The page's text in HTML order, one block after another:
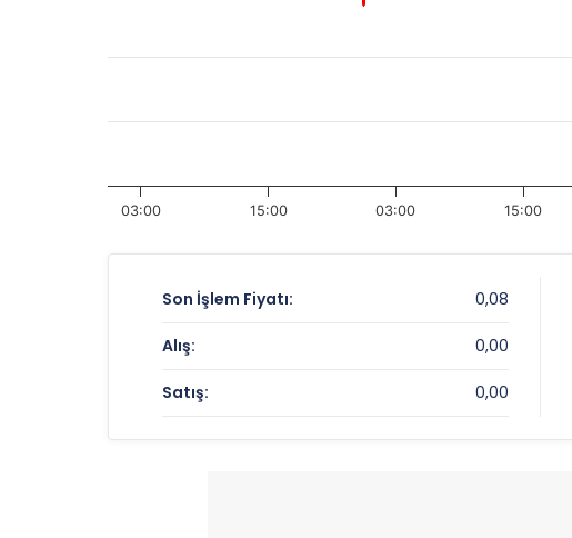
03:00 15:00 03:00 15:00
Son İşlem Fiyatı: 0,08
Alış: 0,00
Satış: 0,00